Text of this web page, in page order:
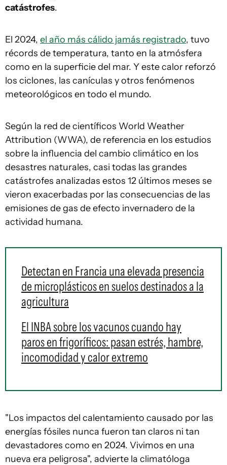
catástrofes.
El 2024, el año más cálido jamás registrado, tuvo
récords de temperatura, tanto en la atmósfera
como en la superficie del mar. Y este calor reforzó
los ciclones, las canículas y otros fenómenos
meteorológicos en todo el mundo.
Según la red de científicos World Weather
Attribution (WWA), de referencia en los estudios
sobre la influencia del cambio climático en los
desastres naturales, casi todas las grandes
catástrofes analizadas estos 12 últimos meses se
vieron exacerbadas por las consecuencias de las
emisiones de gas de efecto invernadero de la
actividad humana.
Detectan en Francia una elevada presencia
de microplásticos en suelos destinados a la
agricultura
El INBA sobre los vacunos cuando hay
paros en frigoríficos: pasan estrés, hambre,
incomodidad y calor extremo
"Los impactos del calentamiento causado por las
energías fósiles nunca fueron tan claros ni tan
devastadores como en 2024. Vivimos en una
nueva era peligrosa", advierte la climatóloga